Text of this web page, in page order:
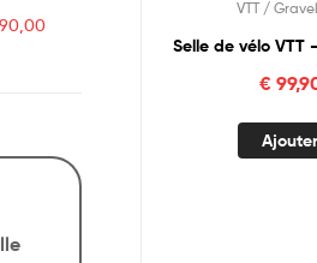
VTT / Gravel
Selle de vélo VTT
€